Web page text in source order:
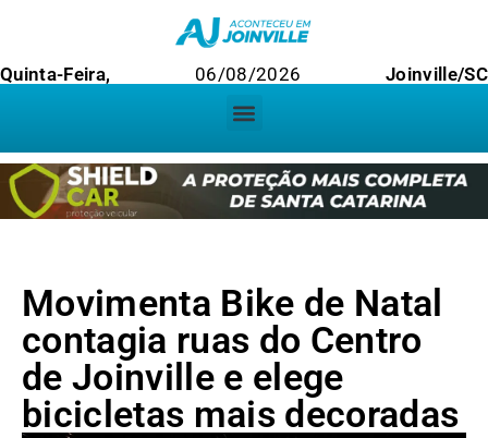
Quinta-Feira, 06/08/2026 Joinville/SC
Movimenta Bike de Natal
contagia ruas do Centro
de Joinville e elege
bicicletas mais decoradas